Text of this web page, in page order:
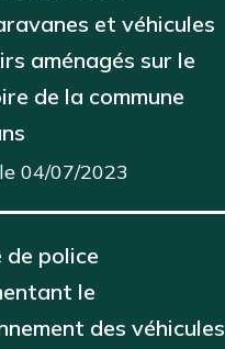
et véhicules
aménagés sur le
de la commune
04/07/2023
police
le
des véhicules